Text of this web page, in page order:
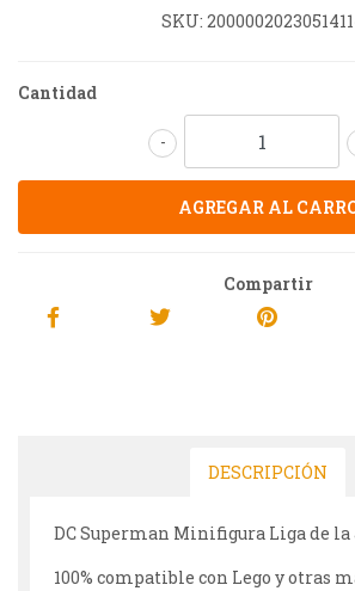
SKU:
Cantidad
-
Compartir
DESCRIPCIÓN
DC Superman Minifigura Liga de
100% compatible con Lego y otras